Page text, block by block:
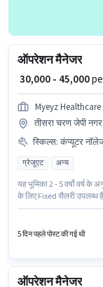
ऑपरेशन मैनेजर
₹ 30,000 - 45,000
Myeyz Healthcare
तीसरा चरण जेपी
स्किल्स: कंप्यूटर नॉलेज, लीड
ग्रेजुएट अन्य
यह भूमिका 2 - 5 वर्षो वर्ष
के लिए Fixed सैलरी उपलब्ध
के लिए महत्वपूर्ण दस्तावेज़
5 दिन पहले पोस्ट की गई थी
ऑपरेशन मैनेजर